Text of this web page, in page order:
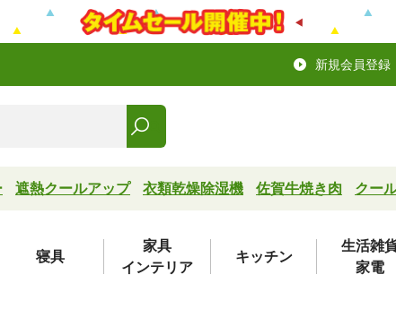
新規会員登録
遮熱クールアップ 衣類乾燥除湿機 佐賀牛焼き肉 クー
寝具
家具
インテリア
キッチン
生活雑
家電